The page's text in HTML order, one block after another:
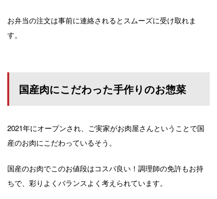
お弁当の注文は事前に連絡されるとスムーズに受け取れま
す。
国産肉にこだわった手作りのお惣菜
2021年にオープンされ、ご実家がお肉屋さんということで国
産のお肉にこだわっているそう。
国産のお肉でこのお値段はコスパ良い！調理師の免許もお持
ちで、彩りよくバランスよく考えられています。